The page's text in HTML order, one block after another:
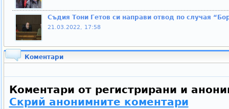
Съдия Тони Гетов си направи отвод по случая
21.03.2022, 17:58
Коментари
Коментари от регистрирани и
Скрий анонимните коментари